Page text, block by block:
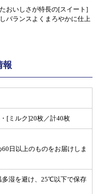
おいしさが特長の[スイート]
バランスよくまろやかに仕上
報
[ミルク]20枚／計40枚
日以上のものをお届けしま
多湿を避け、25℃以下で保存